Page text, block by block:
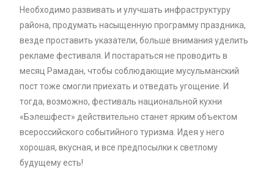
Необходимо развивать и улучшать инфраструктуру
района, продумать насыщенную программу праздника,
везде проставить указатели, больше внимания уделить
рекламе фестиваля. И постараться не проводить в
месяц Рамадан, чтобы соблюдающие мусульманский
пост тоже смогли приехать и отведать угощение. И
тогда, возможно, фестиваль национальной кухни
«Бэлешфест» действительно станет ярким объектом
всероссийского событийного туризма. Идея у него
хорошая, вкусная, и все предпосылки к светлому
будущему есть!